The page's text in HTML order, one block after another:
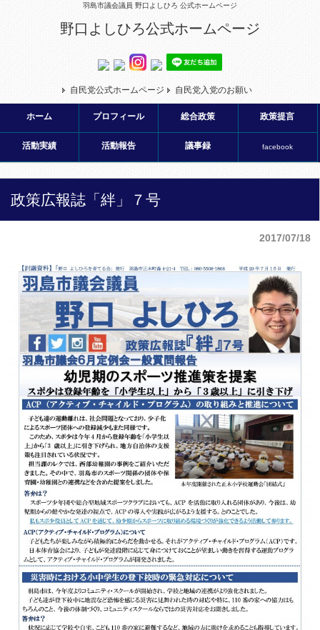
羽島市議会議員 野口よしひろ 公式ホームページ
野口よしひろ公式ホームページ
自民党公式ホームページ 自民党入党のお願い
ホーム プロフィール 総合政策 政策提言
活動実績 活動報告 議事録 facebook
政策広報誌「絆」７号
2017/07/18